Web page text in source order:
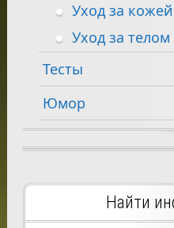
Уход за кожей
Уход за
Тесты
Юмор
Найти